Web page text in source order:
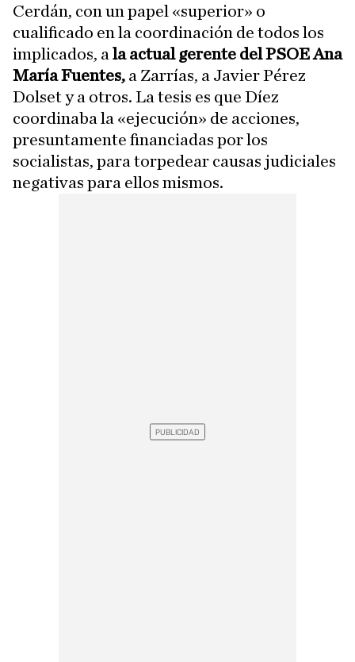
Cerdán, con un papel «superior» o
cualificado en la coordinación de todos los
implicados, a la actual gerente del PSOE Ana
María Fuentes, a Zarrías, a Javier Pérez
Dolset y a otros. La tesis es que Díez
coordinaba la «ejecución» de acciones,
presuntamente financiadas por los
socialistas, para torpedear causas judiciales
negativas para ellos mismos.